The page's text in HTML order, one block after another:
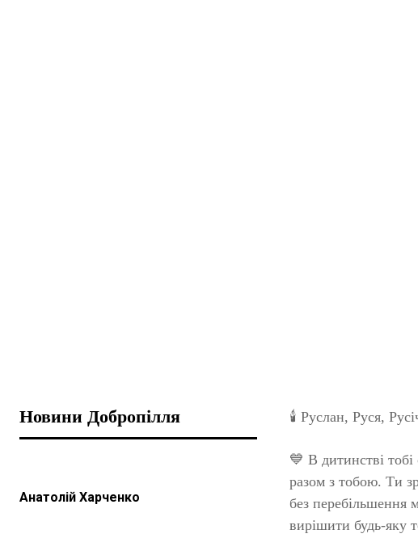
Новини Добропілля
Анатолій Харченко
🕯️ Руслан, Руся,
💙 В дитинстві тобі
разом з тобою. Ти
без перебільшення
вирішити будь-яку